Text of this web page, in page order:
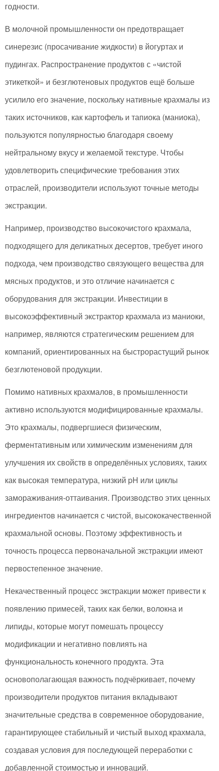
годности.
В молочной промышленности он предотвращает
синерезис (просачивание жидкости) в йогуртах и
пудингах. Распространение продуктов с «чистой
этикеткой» и безглютеновых продуктов ещё больше
усилило его значение, поскольку нативные крахмалы из
таких источников, как картофель и тапиока (маниока),
пользуются популярностью благодаря своему
нейтральному вкусу и желаемой текстуре. Чтобы
удовлетворить специфические требования этих
отраслей, производители используют точные методы
экстракции.
Например, производство высокочистого крахмала,
подходящего для деликатных десертов, требует иного
подхода, чем производство связующего вещества для
мясных продуктов, и это отличие начинается с
оборудования для экстракции. Инвестиции в
высокоэффективный экстрактор крахмала из маниоки,
например, являются стратегическим решением для
компаний, ориентированных на быстрорастущий рынок
безглютеновой продукции.
Помимо нативных крахмалов, в промышленности
активно используются модифицированные крахмалы.
Это крахмалы, подвергшиеся физическим,
ферментативным или химическим изменениям для
улучшения их свойств в определённых условиях, таких
как высокая температура, низкий pH или циклы
замораживания-оттаивания. Производство этих ценных
ингредиентов начинается с чистой, высококачественной
крахмальной основы. Поэтому эффективность и
точность процесса первоначальной экстракции имеют
первостепенное значение.
Некачественный процесс экстракции может привести к
появлению примесей, таких как белки, волокна и
липиды, которые могут помешать процессу
модификации и негативно повлиять на
функциональность конечного продукта. Эта
основополагающая важность подчёркивает, почему
производители продуктов питания вкладывают
значительные средства в современное оборудование,
гарантирующее стабильный и чистый выход крахмала,
создавая условия для последующей переработки с
добавленной стоимостью и инноваций.